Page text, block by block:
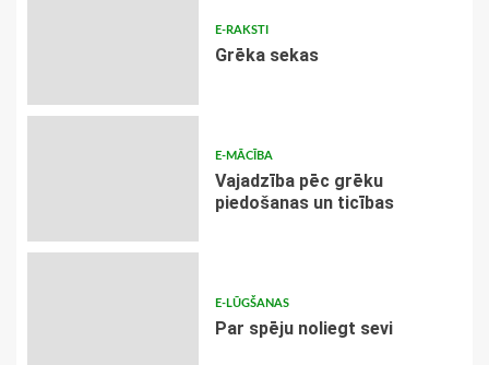
E-RAKSTI
Grēka sekas
E-MĀCĪBA
Vajadzība pēc grēku
piedošanas un ticības
E-LŪGŠANAS
Par spēju noliegt sevi